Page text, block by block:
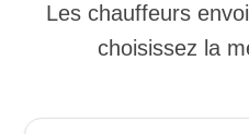
Les chauffeurs
choisissez la